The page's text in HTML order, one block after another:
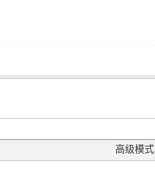
高级模式